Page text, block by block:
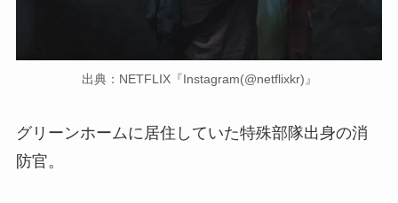
出典：NETFLIX『Instagram(@netflixkr)』
グリーンホームに居住していた特殊部隊出身の消
防官。